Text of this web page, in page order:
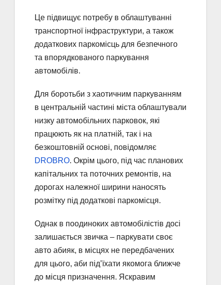
Це підвищує потребу в облаштуванні
транспортної інфраструктури, а також
додаткових паркомісць для безпечного
та впорядкованого паркування
автомобілів.
Для боротьби з хаотичним паркуванням
в центральній частині міста облаштували
низку автомобільних парковок, які
працюють як на платній, так і на
безкоштовній основі, повідомляє
DROBRO. Окрім цього, під час планових
капітальних та поточних ремонтів, на
дорогах належної ширини наносять
розмітку під додаткові паркомісця.
Однак в поодиноких автомобілістів досі
залишається звичка – паркувати своє
авто абияк, в місцях не передбачених
для цього, аби під’їхати якомога ближче
до місця призначення. Яскравим